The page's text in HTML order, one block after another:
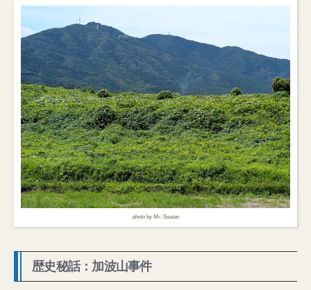
photo by Mr. Soutan
歴史秘話：加波山事件